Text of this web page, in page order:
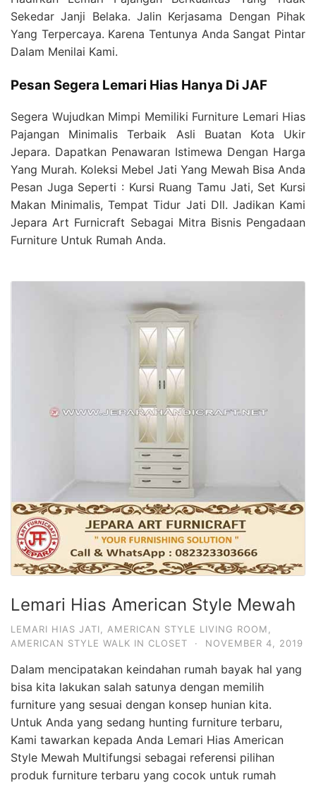
Sekedar Janji Belaka. Jalin Kerjasama Dengan Pihak
Yang Terpercaya. Karena Tentunya Anda Sangat Pintar
Dalam Menilai Kami.
Pesan Segera Lemari Hias Hanya Di JAF
Segera Wujudkan Mimpi Memiliki Furniture Lemari Hias
Pajangan Minimalis Terbaik Asli Buatan Kota Ukir
Jepara. Dapatkan Penawaran Istimewa Dengan Harga
Yang Murah. Koleksi Mebel Jati Yang Mewah Bisa Anda
Pesan Juga Seperti : Kursi Ruang Tamu Jati, Set Kursi
Makan Minimalis, Tempat Tidur Jati Dll. Jadikan Kami
Jepara Art Furnicraft Sebagai Mitra Bisnis Pengadaan
Furniture Untuk Rumah Anda.
Lemari Hias American Style Mewah
LEMARI HIAS JATI, AMERICAN STYLE LIVING ROOM,
AMERICAN STYLE WALK IN CLOSET
· NOVEMBER 4, 2019
Dalam mencipatakan keindahan rumah bayak hal yang
bisa kita lakukan salah satunya dengan memilih
furniture yang sesuai dengan konsep hunian kita.
Untuk Anda yang sedang hunting furniture terbaru,
Kami tawarkan kepada Anda Lemari Hias American
Style Mewah Multifungsi sebagai referensi pilihan
produk furniture terbaru yang cocok untuk rumah